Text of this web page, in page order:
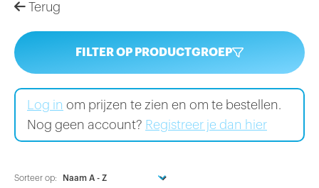
Terug
FILTER OP PRODUCTGROEP
Log in om prijzen te zien en om te bestellen.
Nog geen account? Registreer je dan hier
Sorteer op: